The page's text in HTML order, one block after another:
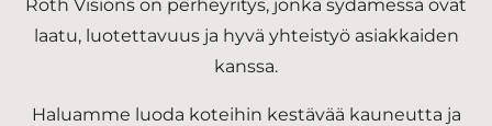
Roth Visions on perheyritys, jonka sydämessä ovat
laatu, luotettavuus ja hyvä yhteistyö asiakkaiden
kanssa.
Haluamme luoda koteihin kestävää kauneutta ja